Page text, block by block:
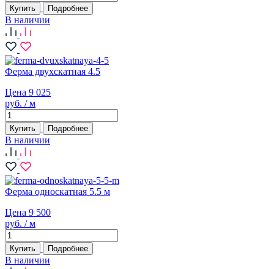
Купить Подробнее
В наличии
Ферма двухскатная 4.5
Цена 9 025
руб. / м
Купить Подробнее
В наличии
Ферма односкатная 5.5 м
Цена 9 500
руб. / м
Купить Подробнее
В наличии